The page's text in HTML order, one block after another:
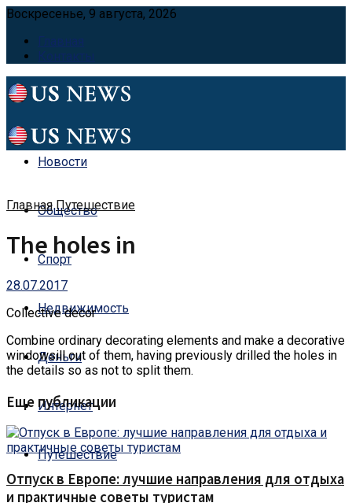
Воскресенье, 9 августа, 2026
Главная
Контакты
Новости
Общество
Спорт
Недвижимость
Деньги
Интернет
Путешествие
Главная Путешествие
The holes in
28.07.2017
Collective decor
Combine ordinary decorating elements and make a decorative
windowsill out of them, having previously drilled the holes in
the details so as not to split them.
Еще публикации
Отпуск в Европе: лучшие направления для отдыха
и практичные советы туристам